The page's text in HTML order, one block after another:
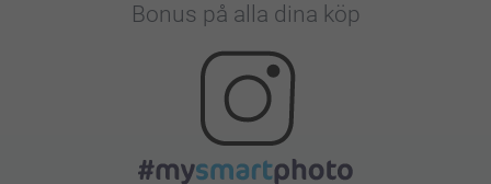
Bonus på alla dina köp